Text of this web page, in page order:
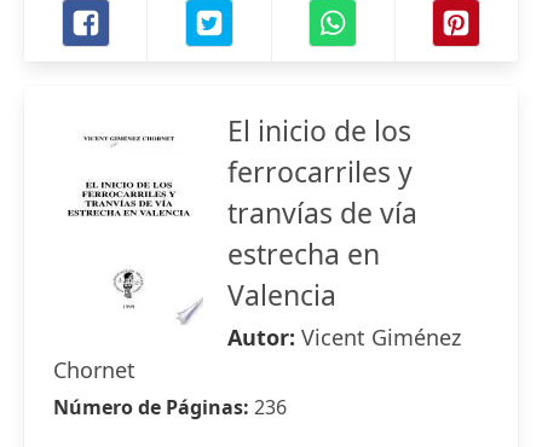
El inicio de los
ferrocarriles y
tranvías de vía
estrecha en
Valencia
Autor: Vicent Giménez
Chornet
Número de Páginas: 236